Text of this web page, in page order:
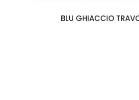
BLU GHIACCIO